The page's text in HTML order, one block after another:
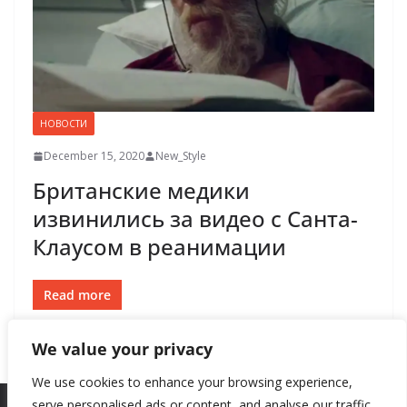
We value your privacy
We use cookies to enhance your browsing experience,
НОВОСТИ
December 15, 2020 New_Style
Британские медики
извинились за видео с Санта-
Клаусом в реанимации
Read more